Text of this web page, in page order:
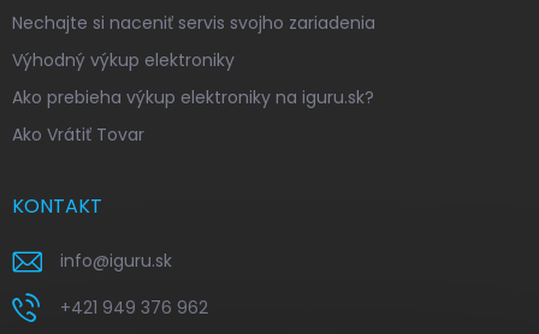
Nechajte si naceniť servis svojho zariadenia
Výhodný výkup elektroniky
Ako prebieha výkup elektroniky na iguru.sk?
Ako Vrátiť Tovar
KONTAKT
info@iguru.sk
+421 949 376 962